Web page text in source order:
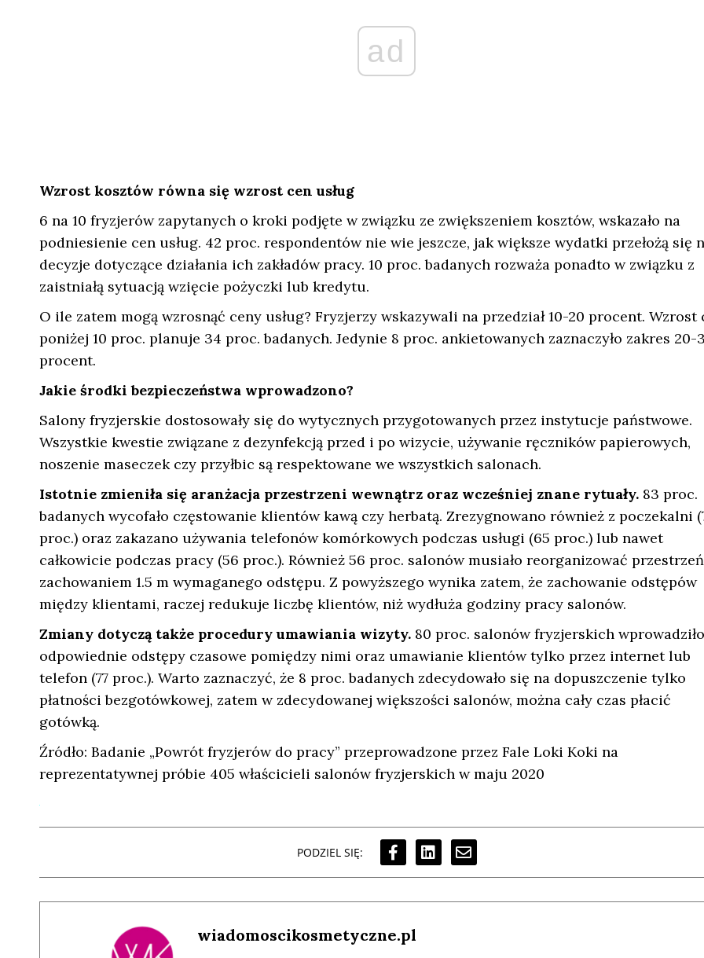
ad
Wzrost kosztów równa się wzrost cen usług
6 na 10 fryzjerów zapytanych o kroki podjęte w związku ze zwiększeniem kosztów, wskazało na
podniesienie cen usług. 42 proc. respondentów nie wie jeszcze, jak większe wydatki przełożą się
decyzje dotyczące działania ich zakładów pracy. 10 proc. badanych rozważa ponadto w związku z
zaistniałą sytuacją wzięcie pożyczki lub kredytu.
O ile zatem mogą wzrosnąć ceny usług? Fryzjerzy wskazywali na przedział 10-20 procent. Wzrost
poniżej 10 proc. planuje 34 proc. badanych. Jedynie 8 proc. ankietowanych zaznaczyło zakres 20-
procent.
Jakie środki bezpieczeństwa wprowadzono?
Salony fryzjerskie dostosowały się do wytycznych przygotowanych przez instytucje państwowe.
Wszystkie kwestie związane z dezynfekcją przed i po wizycie, używanie ręczników papierowych,
noszenie maseczek czy przyłbic są respektowane we wszystkich salonach.
Istotnie zmieniła się aranżacja przestrzeni wewnątrz oraz wcześniej znane rytuały.83 proc.
badanych wycofało częstowanie klientów kawą czy herbatą. Zrezygnowano również z poczekalni
proc.) oraz zakazano używania telefonów komórkowych podczas usługi (65 proc.) lub nawet
całkowicie podczas pracy (56 proc.). Również 56 proc. salonów musiało reorganizować
zachowaniem 1.5 m wymaganego odstępu. Z powyższego wynika zatem, że zachowanie odstępów
między klientami, raczej redukuje liczbę klientów, niż wydłuża godziny pracy salonów.
Zmiany dotyczą także procedury umawiania wizyty.80 proc. salonów fryzjerskich wprowadziło
odpowiednie odstępy czasowe pomiędzy nimi oraz umawianie klientów tylko przez internet lub
telefon (77 proc.). Warto zaznaczyć, że 8 proc. badanych zdecydowało się na dopuszczenie tylko
płatności bezgotówkowej, zatem w zdecydowanej większości salonów, można cały czas płacić
gotówką.
Źródło: Badanie „Powrót fryzjerów do pracy” przeprowadzone przez Fale Loki Koki na
reprezentatywnej próbie 405 właścicieli salonów fryzjerskich w maju 2020
PODZIEL SIĘ:
wiadomoscikosmetyczne.pl